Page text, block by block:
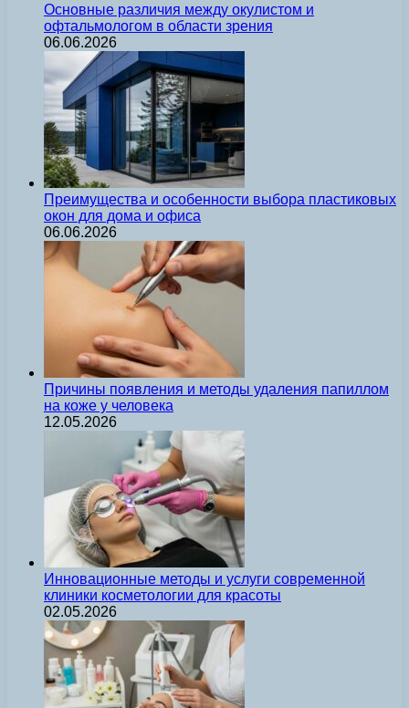
Основные различия между окулистом и
офтальмологом в области зрения
06.06.2026
Преимущества и особенности выбора пластиковых
окон для дома и офиса
06.06.2026
Причины появления и методы удаления папиллом
на коже у человека
12.05.2026
Инновационные методы и услуги современной
клиники косметологии для красоты
02.05.2026